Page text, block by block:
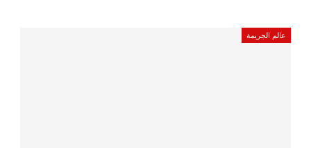
عالم الجريمة